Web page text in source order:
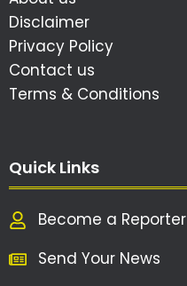
Disclaimer
Privacy Policy
Contact us
Terms & Conditions
Quick Links
Become a Reporter
Send Your News